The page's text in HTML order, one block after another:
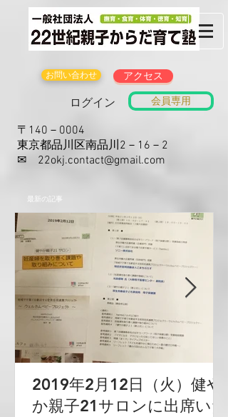
お問い合わせ アクセス
ログイン 会員専用
〒140－0004
東京都品川区南品川2－16－2
​✉ 22okj.contact@gmail.com
​最新の記事
2019年2月12日（火）健や
か親子21サロンに出席いた